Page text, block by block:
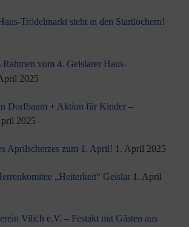
Trödelmarkt steht in den Startlöchern!
vom 4. Geislarer Haus-
2025
Dorfbaum + Aktion für Kinder –
2025
Aprilscherzes zum 1. April! 1. April 2025
„Heiterkeit“ Geislar 1. April
Vilich e.V. – Festakt mit Gästen aus